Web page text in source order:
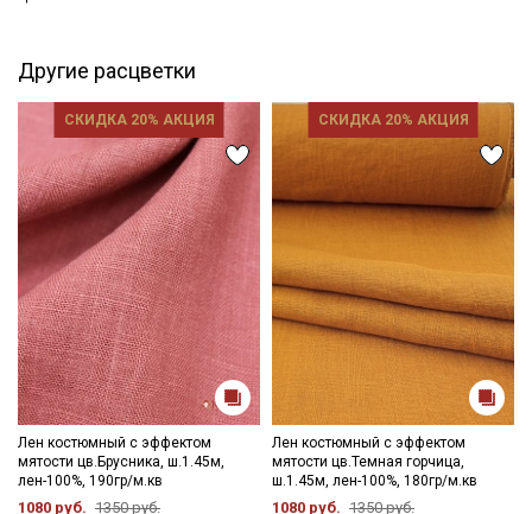
ткани в зависимости от настроек вашего монитора и в
зависимости от партии тон ткани может отличаться.
Другие расцветки
СКИДКА 20% АКЦИЯ
Лен костюмный с эффектом
мятости цв.Брусника, ш.1.45м,
лен-100%, 190гр/м.кв
1080 руб. 1350 руб.
СКИДКА 20% АКЦИЯ
Лен костюмный с эффектом
мятости цв.Темная горчица,
ш.1.45м, лен-100%, 180гр/м.кв
1080 руб. 1350 руб.